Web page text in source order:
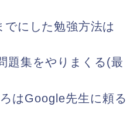
にした勉強方法は
題集をやりまくる(最
はGoogle先生に頼る